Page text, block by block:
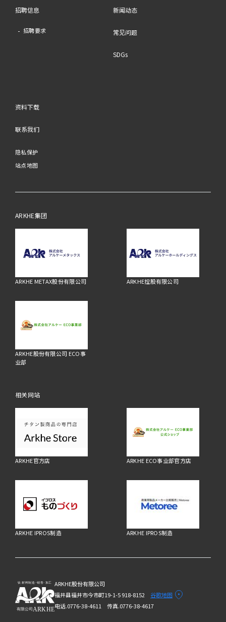
招聘信息
招聘要求
新闻动态
常见问题
SDGs
资料下载
联系我们
隐私保护
站点地图
ARKHE集团
ARKHE METAX股份有限公司 ARKHE控股有限公司
ARKHE股份有限公司 ECO事
业部
相关网站
ARKHE官方店 ARKHE ECO事业部官方店
ARKHE IPROS制造 ARKHE IPROS制造
ARKHE股份有限公司
福井县福井市今市町19-1-5 918-8152 谷歌地图
电话.0776-38-4611传真.0776-38-4617